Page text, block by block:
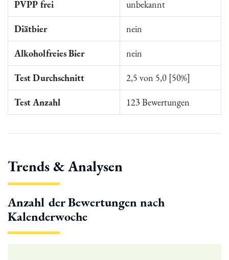
PVPP frei unbekannt
Diätbier nein
Alkoholfreies Bier nein
Test Durchschnitt 2,5 von 5,0 [50%]
Test Anzahl 123 Bewertungen
Trends & Analysen
Anzahl der Bewertungen nach
Kalenderwoche